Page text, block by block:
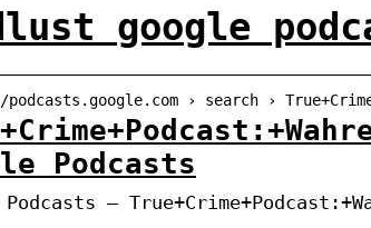
google
› search ›
Podcasts
–